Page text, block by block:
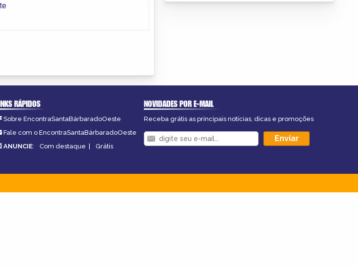
RÁPIDOS
Sobre EncontraSantaBárbaradoOeste
Fale com o EncontraSantaBárbaradoOeste
ANUNCIE: Com destaque | Grátis
NOVIDADES POR E-MAIL
Receba grátis as principais notícias, dicas e promoções